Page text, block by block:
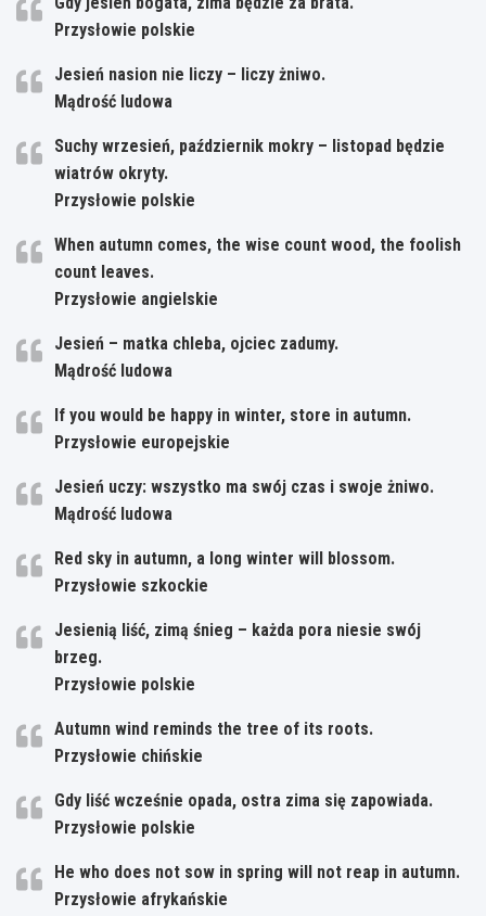
Przysłowie polskie
Jesień nasion nie liczy – liczy żniwo.
Mądrość ludowa
Suchy wrzesień, październik mokry – listopad będzie
wiatrów okryty.
Przysłowie polskie
When autumn comes, the wise count wood, the foolish
count leaves.
Przysłowie angielskie
Jesień – matka chleba, ojciec zadumy.
Mądrość ludowa
If you would be happy in winter, store in autumn.
Przysłowie europejskie
Jesień uczy: wszystko ma swój czas i swoje żniwo.
Mądrość ludowa
Red sky in autumn, a long winter will blossom.
Przysłowie szkockie
Jesienią liść, zimą śnieg – każda pora niesie swój
brzeg.
Przysłowie polskie
Autumn wind reminds the tree of its roots.
Przysłowie chińskie
Gdy liść wcześnie opada, ostra zima się zapowiada.
Przysłowie polskie
He who does not sow in spring will not reap in autumn.
Przysłowie afrykańskie